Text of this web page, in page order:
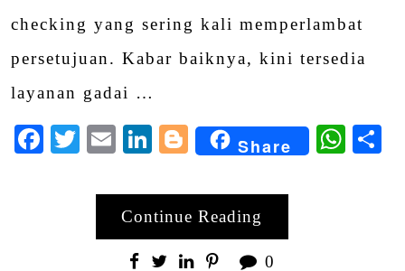
checking yang sering kali memperlambat
persetujuan. Kabar baiknya, kini tersedia
layanan gadai …
Facebook
Twitter
EmailLinkedIn
Blogger
Share
Continue Reading
0